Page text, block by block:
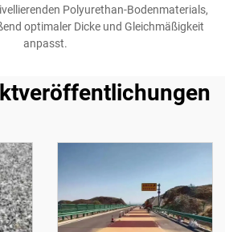
Polyurethan-Bodenmaterials,
optimaler Dicke und Gleichmäßigkeit
anpasst.